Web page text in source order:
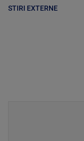
STIRI EXTERNE